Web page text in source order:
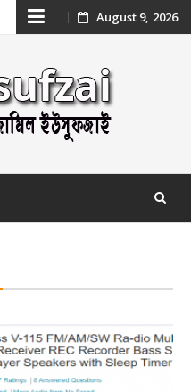
Skip
content
August 9, 2026